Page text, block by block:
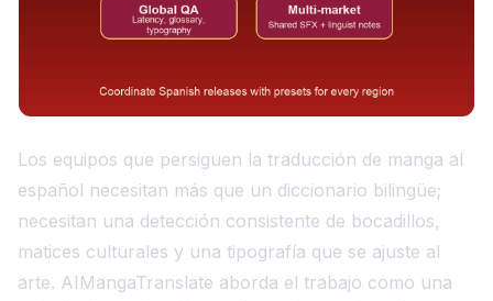
Los equipos que persiguen la traducción de manga al
español necesitan más que un diccionario bilingüe;
necesitan una detección consistente de bocadillos,
matices culturales y una tipografía que se ajuste al
arte. AIMangaTranslate aborda el trabajo como una